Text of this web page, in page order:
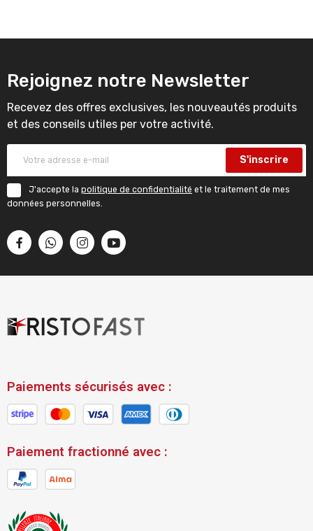
Rejoignez notre Newsletter
Recevez des offres exclusives, les nouveautés produits
et des conseils utiles per votre activité.
S'inscrire
J'accepte la politique de confidentialité et le traitement de mes
données personnelles.
Paiements sécurisés avec :
Paiement fractionné avec :